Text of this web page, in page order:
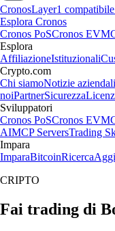
CronosLayer1
Esplora Cronos
Cronos PoSCronos EVM
Esplora
AffiliazioneIstituzionali
Crypto.com
Chi siamoNotizie aziendali
noiPartnerSicurezza
Sviluppatori
Cronos PoSCronos EVM
AIMCP ServersTrading
Impara
ImparaBitcoinRicerca
CRIPTO
Fai trading di